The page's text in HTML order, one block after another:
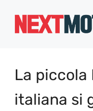
La piccola
italiana si